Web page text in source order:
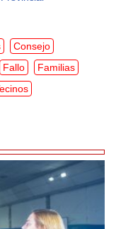
Consejo
Fallo
Familias